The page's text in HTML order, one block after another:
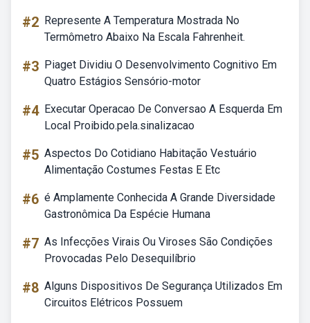
#2 Represente A Temperatura Mostrada No
Termômetro Abaixo Na Escala Fahrenheit.
#3 Piaget Dividiu O Desenvolvimento Cognitivo Em
Quatro Estágios Sensório-motor
#4 Executar Operacao De Conversao A Esquerda Em
Local Proibido.pela.sinalizacao
#5 Aspectos Do Cotidiano Habitação Vestuário
Alimentação Costumes Festas E Etc
#6 é Amplamente Conhecida A Grande Diversidade
Gastronômica Da Espécie Humana
#7 As Infecções Virais Ou Viroses São Condições
Provocadas Pelo Desequilíbrio
#8 Alguns Dispositivos De Segurança Utilizados Em
Circuitos Elétricos Possuem